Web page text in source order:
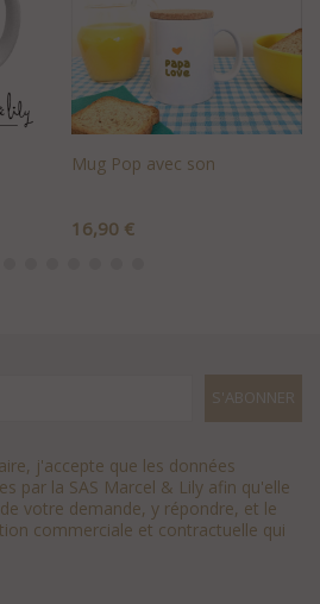
Mug Pop avec son
Prix
16,90 €
j'accepte que les données
par la SAS Marcel & Lily afin qu'elle
votre demande, y répondre, et le
commerciale et contractuelle qui